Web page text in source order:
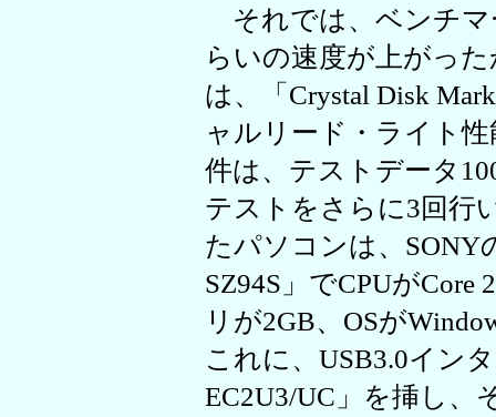
それでは、ベンチマ
らいの速度が上がっ
は、「Crystal Disk
ャルリード・ライト
件は、テストデータ
テストをさらに3回行
たパソコンは、SONY
SZ94S」でCPUがCore
リが2GB、OSが
これに、USB3.0イン
EC2U3/UC」を挿し、